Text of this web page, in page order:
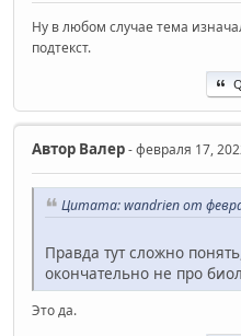
Ну в любом случае тема
подтекст.
Автор Валер- февраля 17,
Цитата: wandrien от
Правда тут сложно
окончательно не про
Это да.